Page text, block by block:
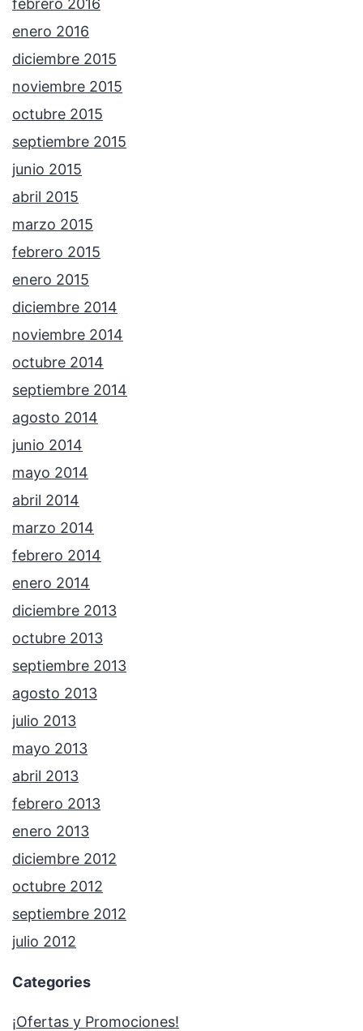
enero 2016
diciembre 2015
noviembre 2015
octubre 2015
septiembre 2015
junio 2015
abril 2015
marzo 2015
febrero 2015
enero 2015
diciembre 2014
noviembre 2014
octubre 2014
septiembre 2014
agosto 2014
junio 2014
mayo 2014
abril 2014
marzo 2014
febrero 2014
enero 2014
diciembre 2013
octubre 2013
septiembre 2013
agosto 2013
julio 2013
mayo 2013
abril 2013
febrero 2013
enero 2013
diciembre 2012
octubre 2012
septiembre 2012
julio 2012
Categories
¡Ofertas y Promociones!